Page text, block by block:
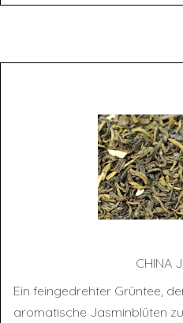
CHI­NA
Ein feingedrehter Grüntee,
aromatische Jasminblüten